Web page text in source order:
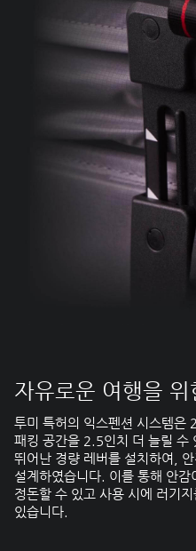
자유로운 여행을 위
투미 특허의 익스펜션 시스템은
패킹 공간을 2.5인치 더 늘릴 수
뛰어난 경량 레버를 설치하여,
설계하였습니다. 이를 통해 안
정돈할 수 있고 사용 시에 러기
있습니다.